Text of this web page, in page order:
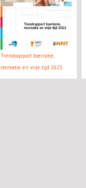
Trendrapport toerisme,
recreatie en vrije tijd 2023